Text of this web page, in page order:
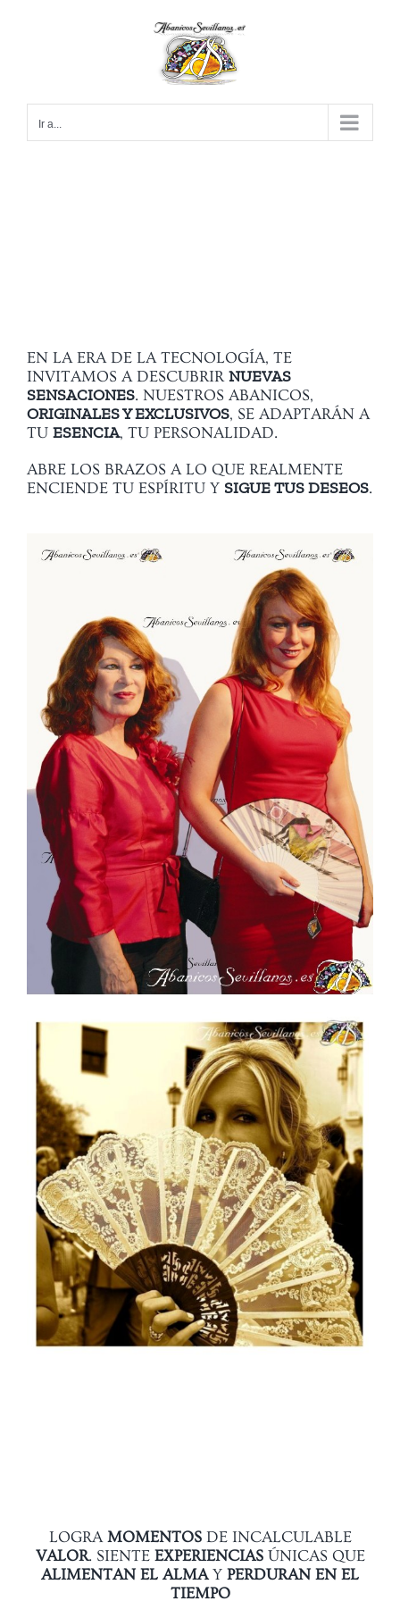
Ir a...
EN LA ERA DE LA TECNOLOGÍA, TE
INVITAMOS A DESCUBRIRNUEVAS
SENSACIONES. NUESTROS ABANICOS,
ORIGINALES Y EXCLUSIVOS, SE ADAPTARÁN A
TU ESENCIA, TU PERSONALIDAD.
ABRE LOS BRAZOS A LO QUE REALMENTE
ENCIENDE TU ESPÍRITU Y SIGUE TUS DESEOS.
LOGRAMOMENTOSDE INCALCULABLE
VALOR. SIENTE EXPERIENCIASÚNICAS QUE
ALIMENTAN EL ALMAY PERDURAN EN EL
TIEMPO